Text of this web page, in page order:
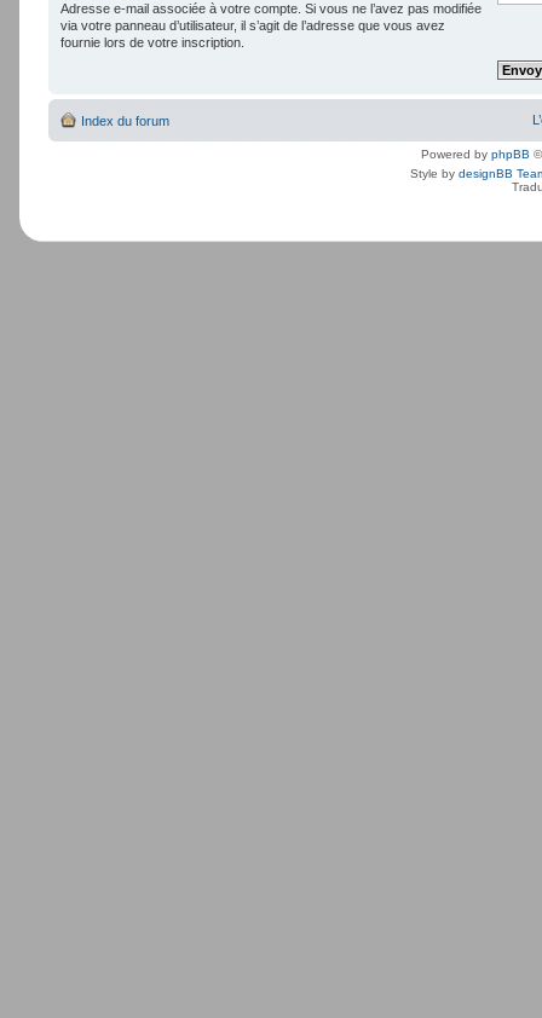
Adresse e-mail associée à votre compte. Si vous ne l’avez pas modifiée
via votre panneau d’utilisateur, il s’agit de l’adresse que vous avez
fournie lors de votre inscription.
Index du forum
Powered by phpBB
Style by designBB